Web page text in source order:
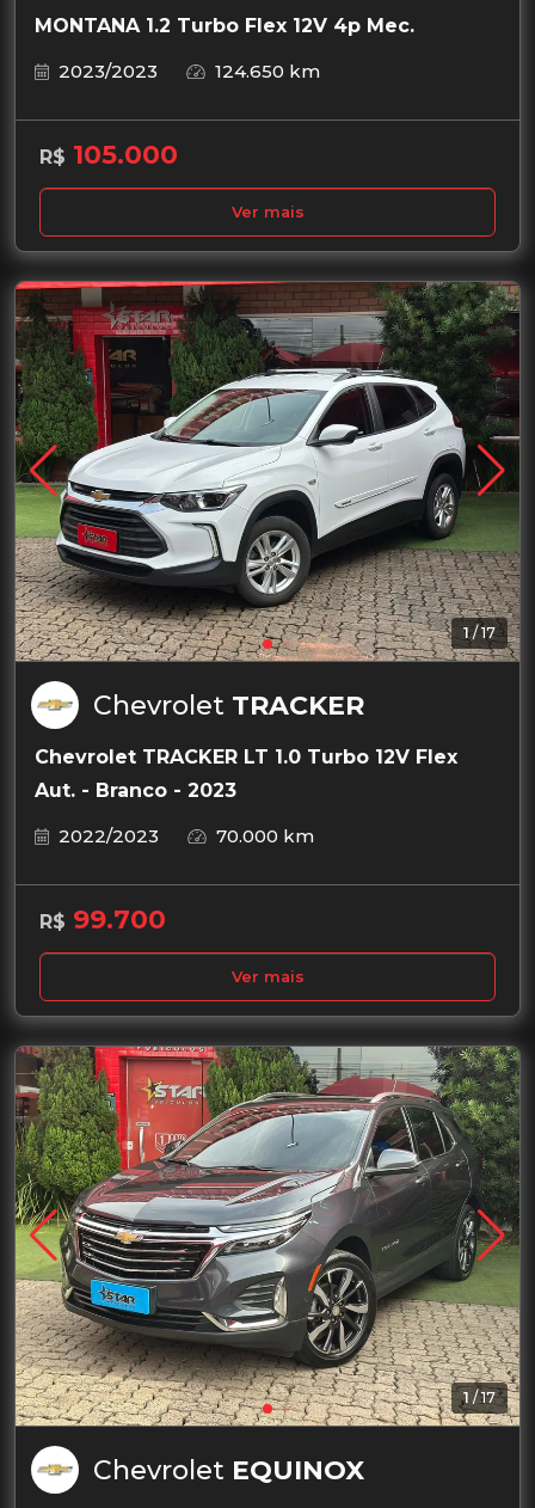
MONTANA 1.2 Turbo Flex 12V 4p Mec.
2023/2023
124.650 km
R$ 105.000
Ver mais
1/17
Garantia de 1 ano
Chevrolet TRACKER
Chevrolet TRACKER LT 1.0 Turbo 12V Flex
Aut. - Branco - 2023
2022/2023
70.000 km
R$ 99.700
Ver mais
1 /17
Garantia de 1 ano
Chevrolet EQUINOX